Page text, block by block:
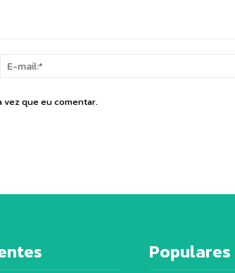
vez que eu comentar.
Populares